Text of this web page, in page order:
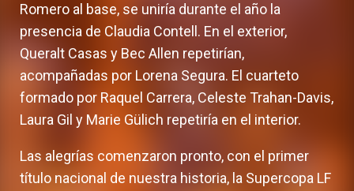
Romero al base, se uniría durante el año la
presencia de Claudia Contell. En el exterior,
Queralt Casas y Bec Allen repetirían,
acompañadas por Lorena Segura. El cuarteto
formado por Raquel Carrera, Celeste Trahan-Davis,
Laura Gil y Marie Gülich repetiría en el interior.
Las alegrías comenzaron pronto, con el primer
título nacional de nuestra historia, la Supercopa LF